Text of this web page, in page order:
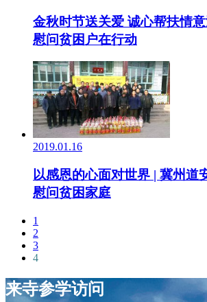
金秋时节送关爱 诚心帮扶情
慰问贫困户在行动
2019.01.16
以感恩的心面对世界 | 冀州道
慰问贫困家庭
1
2
3
4
来寺参学访问